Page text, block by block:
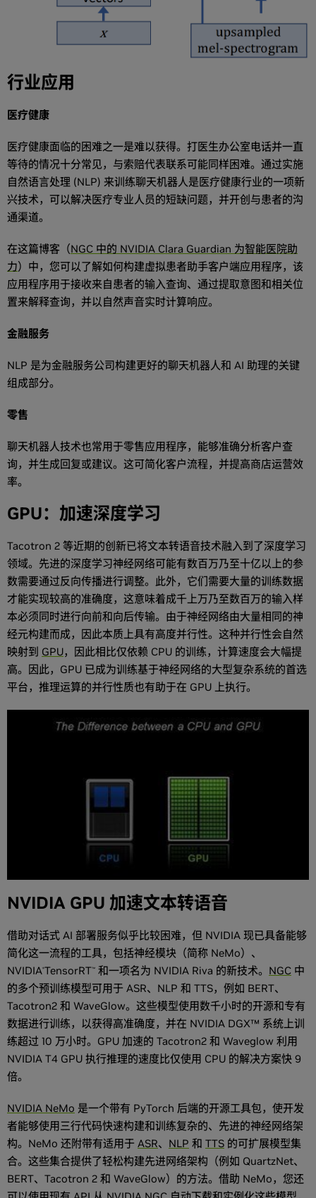
行业应用
医疗健康
医疗健康面临的困难之一是难以获得。打医生办公室电话并一直
等待的情况十分常见，与索赔代表联系可能同样困难。通过实施
自然语言处理 (NLP) 来训练聊天机器人是医疗健康行业的一项新
兴技术，可以解决医疗专业人员的短缺问题，并开创与患者的沟
通渠道。
在这篇博客（NGC 中的 NVIDIA Clara Guardian 为智能医院助
力）中，您可以了解如何构建虚拟患者助手客户端应用程序，该
应用程序用于接收来自患者的输入查询、通过提取意图和相关位
置来解释查询，并以自然声音实时计算响应。
金融服务
NLP 是为金融服务公司构建更好的聊天机器人和 AI 助理的关键
组成部分。
零售
聊天机器人技术也常用于零售应用程序，能够准确分析客户查
询，并生成回复或建议。这可简化客户流程，并提高商店运营效
率。
GPU：加速深度学习
Tacotron 2 等近期的创新已将文本转语音技术融入到了深度学习
领域。先进的深度学习神经网络可能有数百万乃至十亿以上的参
数需要通过反向传播进行调整。此外，它们需要大量的训练数据
才能实现较高的准确度，这意味着成千上万乃至数百万的输入样
本必须同时进行向前和向后传输。由于神经网络由大量相同的神
经元构建而成，因此本质上具有高度并行性。这种并行性会自然
映射到 GPU，因此相比仅依赖 CPU 的训练，计算速度会大幅提
高。因此，GPU 已成为训练基于神经网络的大型复杂系统的首选
平台，推理运算的并行性质也有助于在 GPU 上执行。
NVIDIA GPU 加速文本转语音
借助对话式 AI 部署服务似乎比较困难，但 NVIDIA 现已具备能够
简化这一流程的工具，包括神经模块（简称 NeMo）、
NVIDIA®TensorRT™ 和一项名为 NVIDIA Riva 的新技术。 NGC 中
的多个预训练模型可用于 ASR、NLP 和 TTS，例如 BERT、
Tacotron2 和 WaveGlow。这些模型使用数千小时的开源和专有
数据进行训练，以获得高准确度，并在 NVIDIA DGX™ 系统上训
练超过 10 万小时。GPU 加速的 Tacotron2 和 Waveglow 利用
NVIDIA T4 GPU 执行推理的速度比仅使用 CPU 的解决方案快 9
倍。
NVIDIA NeMo 是一个带有 PyTorch 后端的开源工具包，使开发
者能够使用三行代码快速构建和训练复杂的、先进的神经网络架
构。NeMo 还附带有适用于 ASR、 NLP 和 TTS 的可扩展模型集
合。这些集合提供了轻松构建先进网络架构（例如 QuartzNet、
BERT、Tacotron 2 和 WaveGlow）的方法。借助 NeMo，您还